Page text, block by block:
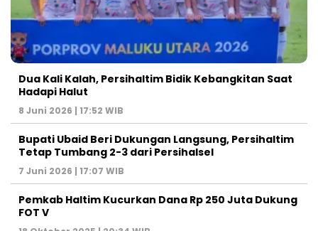
Dua Kali Kalah, Persihaltim Bidik Kebangkitan Saat
Hadapi Halut
8 Juni 2026 | 17:52 WIB
Bupati Ubaid Beri Dukungan Langsung, Persihaltim
Tetap Tumbang 2-3 dari Persihalsel
7 Juni 2026 | 17:07 WIB
Pemkab Haltim Kucurkan Dana Rp 250 Juta Dukung
FOT V